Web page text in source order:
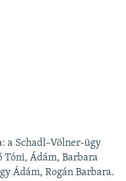
a Schadl–Völner-ügy
Tóni, Ádám, Barbara
Ádám, Rogán Barbara.